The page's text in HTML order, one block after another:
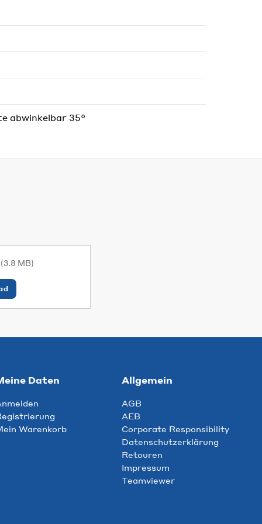
abwinkelbar 35°
(3.8 MB)
Daten
Warenkorb
Allgemein
AGB
AEB
Corporate Responsibility
Datenschutzerklärung
Retouren
Impressum
Teamviewer